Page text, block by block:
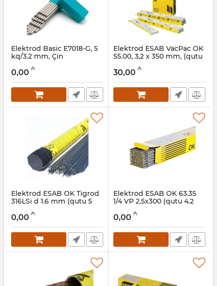
Elektrod Basic E7018-G, 5
kq/3.2 mm, Çin
003002039
0,00 ₼
Elektrod ESAB VacPac OK
55.00, 3,2 х 350 mm, (qutu
Artikul: 12018535
30,00 ₼
Elektrod ESAB OK Tigrod
316LSi d 1.6 mm (qutu 5
Artikul:
0,00 ₼
Elektrod ESAB OK 63.35
1/4 VP 2.5х300 (qutu 4.2
Artikul:
0,00 ₼